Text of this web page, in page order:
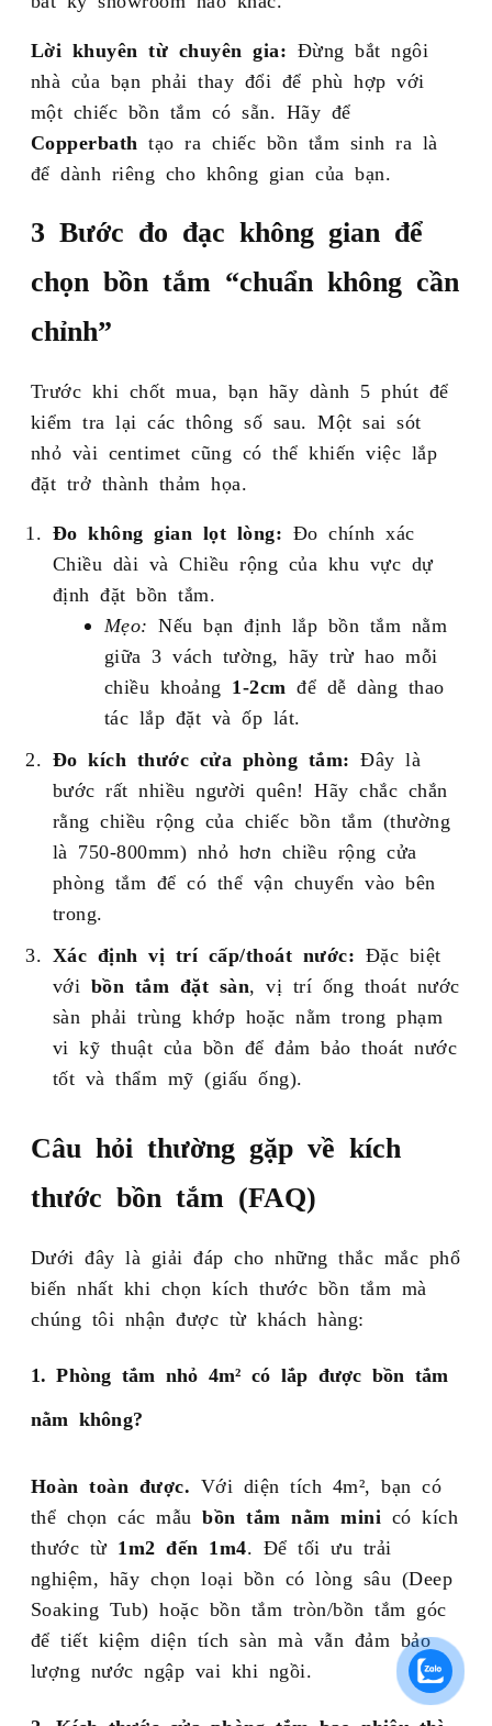
Lời khuyên từ chuyên gia: Đừng bắt ngôi
nhà của bạn phải thay đổi để phù hợp với
một chiếc bồn tắm có sẵn. Hãy để
Copperbath tạo ra chiếc bồn tắm sinh ra là
để dành riêng cho không gian của bạn.
3 Bước đo đạc không gian để
chọn bồn tắm “chuẩn không cần
chỉnh”
Trước khi chốt mua, bạn hãy dành 5 phút để
kiểm tra lại các thông số sau. Một sai sót
nhỏ vài centimet cũng có thể khiến việc lắp
đặt trở thành thảm họa.
Đo không gian lọt lòng: Đo chính xác
Chiều dài và Chiều rộng của khu vực dự
định đặt bồn tắm.
Mẹo: Nếu bạn định lắp bồn tắm nằm
giữa 3 vách tường, hãy trừ hao mỗi
chiều khoảng 1-2cm để dễ dàng thao
tác lắp đặt và ốp lát.
Đo kích thước cửa phòng tắm: Đây là
bước rất nhiều người quên! Hãy chắc chắn
rằng chiều rộng của chiếc bồn tắm (thường
là 750-800mm) nhỏ hơn chiều rộng cửa
phòng tắm để có thể vận chuyển vào bên
trong.
Xác định vị trí cấp/thoát nước: Đặc biệt
với bồn tắm đặt sàn , vị trí ống thoát nước
sàn phải trùng khớp hoặc nằm trong phạm
vi kỹ thuật của bồn để đảm bảo thoát nước
tốt và thẩm mỹ (giấu ống).
Câu hỏi thường gặp về kích
thước bồn tắm (FAQ)
Dưới đây là giải đáp cho những thắc mắc phổ
biến nhất khi chọn kích thước bồn tắm mà
chúng tôi nhận được từ khách hàng:
1. Phòng tắm nhỏ 4m² có lắp được bồn tắm
nằm không?
Hoàn toàn được.
Với diện tích 4m², bạn có
thể chọn các mẫubồn tắm nằm mini có kích
thước từ 1m2 đến 1m4 . Để tối ưu trải
nghiệm, hãy chọn loại bồn có lòng sâu (Deep
Soaking Tub) hoặc bồn tắm tròn/bồn tắm góc
để tiết kiệm diện tích sàn mà vẫn đảm bảo
lượng nước ngập vai khi ngồi.